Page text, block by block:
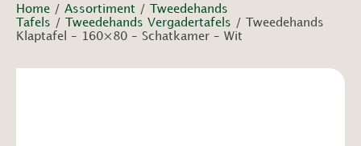
Home / Assortiment /
Tweedehands
Tafels / Tweedehands Vergadertafels / Tweedehands
Klaptafel – 160×80 – Schatkamer – Wit